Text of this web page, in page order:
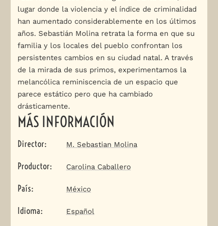
lugar donde la violencia y el índice de criminalidad
han aumentado considerablemente en los últimos
años. Sebastián Molina retrata la forma en que su
familia y los locales del pueblo confrontan los
persistentes cambios en su ciudad natal. A través
de la mirada de sus primos, experimentamos la
melancólica reminiscencia de un espacio que
parece estático pero que ha cambiado
drásticamente.
MÁS INFORMACIÓN
Director: M. Sebastian Molina
Productor: Carolina Caballero
País: México
Idioma: Español